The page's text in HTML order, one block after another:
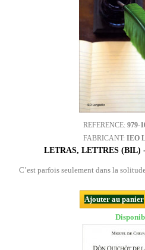
REFERENCE: 979-
FABRICANT: IEO
LETRAS, LETTRES (BIL)
C’est parfois seulement dans la
Ajouter au panier